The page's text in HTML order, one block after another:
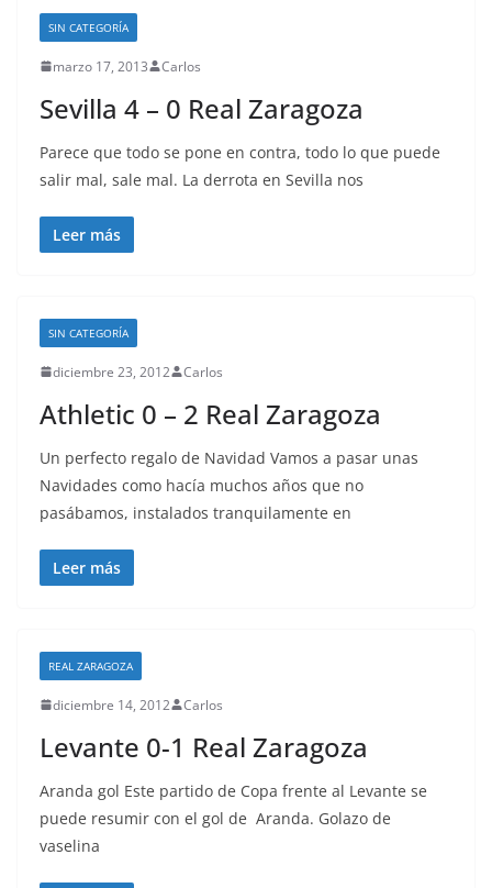
SIN CATEGORÍA
marzo 17, 2013 Carlos
Sevilla 4 – 0 Real Zaragoza
Parece que todo se pone en contra, todo lo que puede
salir mal, sale mal. La derrota en Sevilla nos
Leer más
SIN CATEGORÍA
diciembre 23, 2012 Carlos
Athletic 0 – 2 Real Zaragoza
Un perfecto regalo de Navidad Vamos a pasar unas
Navidades como hacía muchos años que no
pasábamos, instalados tranquilamente en
Leer más
REAL ZARAGOZA
diciembre 14, 2012 Carlos
Levante 0-1 Real Zaragoza
Aranda gol Este partido de Copa frente al Levante se
puede resumir con el gol de Aranda. Golazo de
vaselina